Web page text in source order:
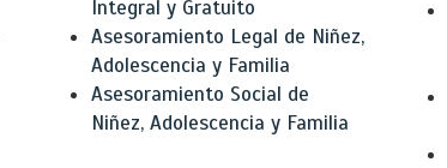
Integral y Gratuito
Asesoramiento Legal de Niñez,
Adolescencia y Familia
Asesoramiento Social de
Niñez, Adolescencia y Familia